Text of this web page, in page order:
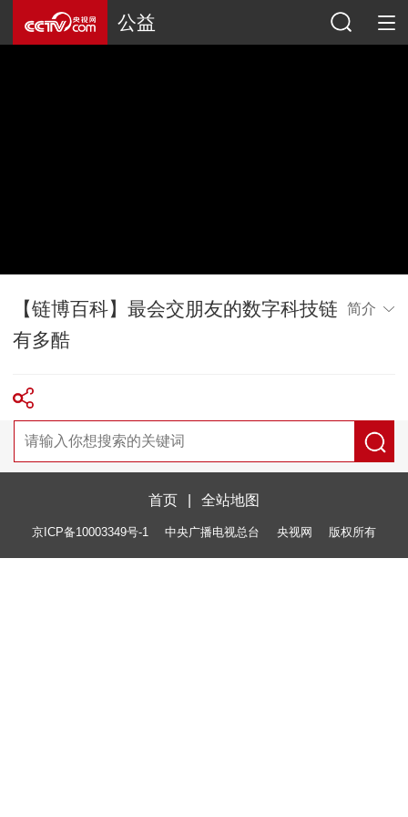
公益
【链博百科】最会交朋友的数字科技链
有多酷
简介
首页 全站地图
京ICP备10003349号-1 中央广播电视总台 央视网 版权所有